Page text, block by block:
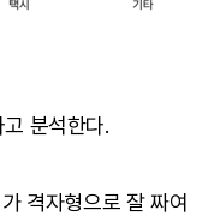
분석한다.
격자형으로 잘 짜여